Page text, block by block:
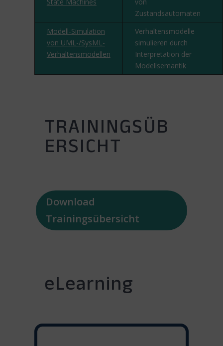
Zustandsautomaten
Modell-Simulation
von UML-/SysML-
Verhaltensmodellen
Verhaltensmodelle
simulieren durch
Interpretation der
Modellsemantik
TRAININGSÜB
ERSICHT
Download
Trainingsübersicht
eLearning